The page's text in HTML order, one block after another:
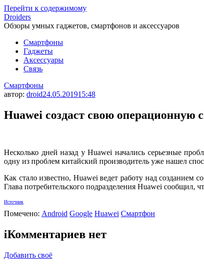
Перейти к содержимому
Droiders
Обзоры умных гаджетов, смартфонов и аксессуаров
Смартфоны
Гаджеты
Аксессуары
Связь
Смартфоны
автор: droid24.05.201915:48
Huawei создаст свою операционную
Несколько дней назад у Huawei начались серьезные
одну из проблем китайский производитель уже нашел
Как стало известно, Huawei ведет работу над созданием
Глава потребительского подразделения Huawei
Источник
Помечено: Android Google Huawei Смартфон
iКомментариев нет
Добавить своё